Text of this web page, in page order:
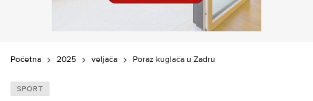
Početna 2025 veljača Poraz kuglača u Zadru
SPORT